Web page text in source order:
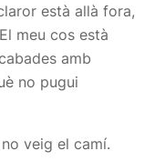
està allà fora,
meu cos està
amb
no pugui
veig el camí.